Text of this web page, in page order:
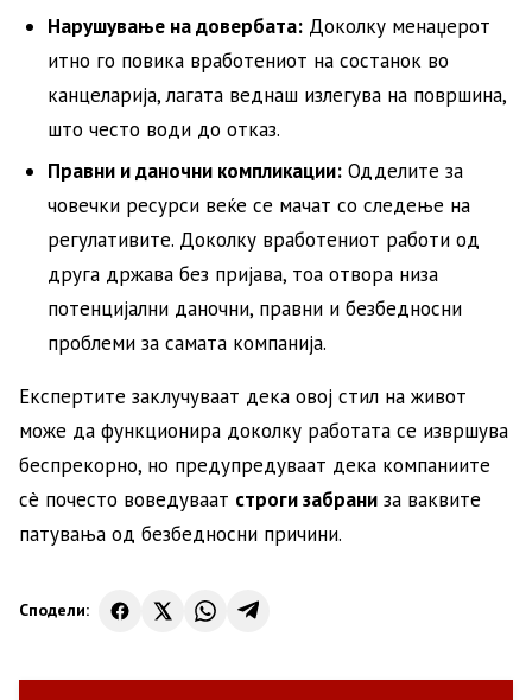
Нарушување на довербата: Доколку менаџерот
итно го повика вработениот на состанок во
канцеларија, лагата веднаш излегува на површина,
што често води до отказ.
Правни и даночни компликации: Одделите за
човечки ресурси веќе се мачат со следење на
регулативите. Доколку вработениот работи од
друга држава без пријава, тоа отвора низа
потенцијални даночни, правни и безбедносни
проблеми за самата компанија.
Експертите заклучуваат дека овој стил на живот
може да функционира доколку работата се извршува
беспрекорно, но предупредуваат дека компаниите
сè почесто воведуваат строги забрани за ваквите
патувања од безбедносни причини.
Сподели: